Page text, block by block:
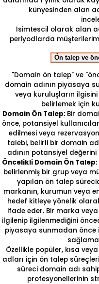
künyesinden alan
İsimtescil olarak alan
periyodlarda
Ön talep ve
"Domain ön talep" ve
domain adının piyasaya
veya kuruluşların
belirlemek için
Domain Ön Talep: Bir
önce, potansiyel
edilmesi veya
talebi, belirli bir domain
adının potansiyel
Öncelikli Domain Ön Talep:
belirlenmiş bir grup veya
yapılan ön talep
markanın, kurumun veya
hedef kitleye yönelik
ifade eder. Bir marka
ilgilenip ilgilenmediğini
piyasaya sunmadan
Özellikle popüler, kısa
adları için ön talep
süreci domain adı
profesyonellerinin